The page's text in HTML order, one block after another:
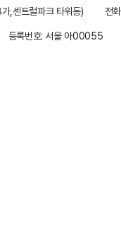
,센트럴파크 타워동)
전
등록번호: 서울 아00055